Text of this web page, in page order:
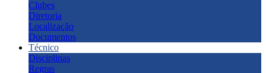
Clubes
Diretoria
Localização
Documentos
Técnico
Disciplinas
Regras